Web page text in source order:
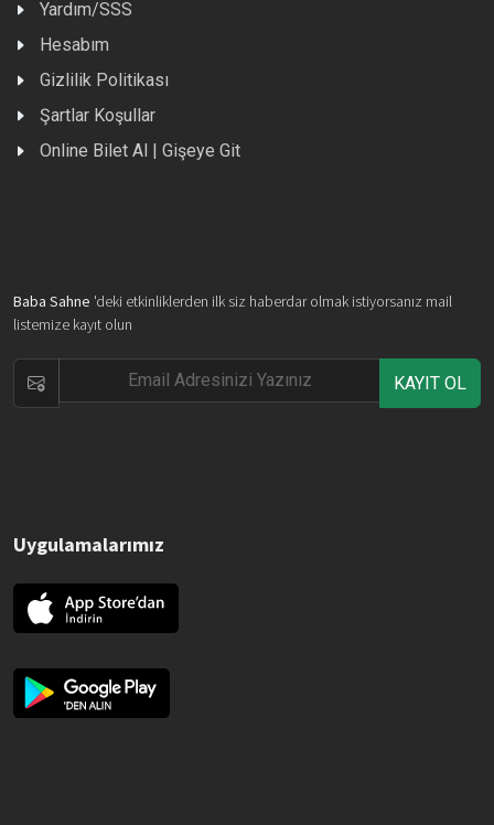
Yardım/SSS
Hesabım
Gizlilik Politikası
Şartlar Koşullar
Online Bilet Al | Gişeye Git
Baba Sahne 'deki etkinliklerden ilk siz haberdar olmak istiyorsanız mail
listemize kayıt olun
KAYIT OL
Uygulamalarımız